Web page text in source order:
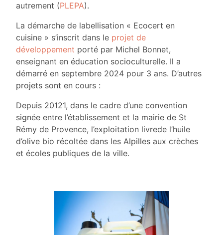
autrement (PLEPA).
La démarche de labellisation « Ecocert en
cuisine » s’inscrit dans le projet de
développement porté par Michel Bonnet,
enseignant en éducation socioculturelle. Il a
démarré en septembre 2024 pour 3 ans. D’autres
projets sont en cours :
Depuis 20121, dans le cadre d’une convention
signée entre l’établissement et la mairie de St
Rémy de Provence, l’exploitation livrede l’huile
d’olive bio récoltée dans les Alpilles aux crèches
et écoles publiques de la ville.